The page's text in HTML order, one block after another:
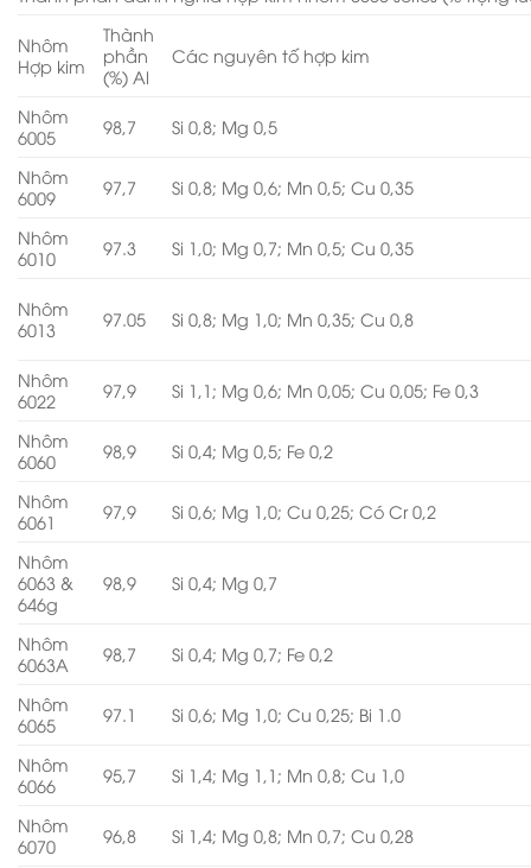
Nhôm
Hợp kim
Thành
phần
(%) Al
Các nguyên tố hợp kim
Nhôm
6005
98,7 Si 0,8; Mg 0,5
Nhôm
6009
97,7 Si 0,8; Mg 0,6; Mn 0,5; Cu 0,35
Nhôm
6010
97.3 Si 1,0; Mg 0,7; Mn 0,5; Cu 0,35
Nhôm
6013
97.05 Si 0,8; Mg 1,0; Mn 0,35; Cu 0,8
Nhôm
6022
97,9 Si 1,1; Mg 0,6; Mn 0,05; Cu 0,05; Fe 0,3
Nhôm
6060
98,9 Si 0,4; Mg 0,5; Fe 0,2
Nhôm
6061
97,9 Si 0,6; Mg 1,0; Cu 0,25; Có Cr 0,2
Nhôm
6063 &
646g
98,9 Si 0,4; Mg 0,7
Nhôm
6063A
98,7 Si 0,4; Mg 0,7; Fe 0,2
Nhôm
6065
97.1 Si 0,6; Mg 1,0; Cu 0,25; Bi 1.0
Nhôm
6066
95,7 Si 1,4; Mg 1,1; Mn 0,8; Cu 1,0
Nhôm
6070
96,8 Si 1,4; Mg 0,8; Mn 0,7; Cu 0,28